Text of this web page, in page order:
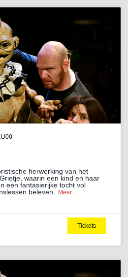
herwerking van het
waarin een kind en haar
een fantasierijke tocht vol
beleven.
Meer…
Tickets